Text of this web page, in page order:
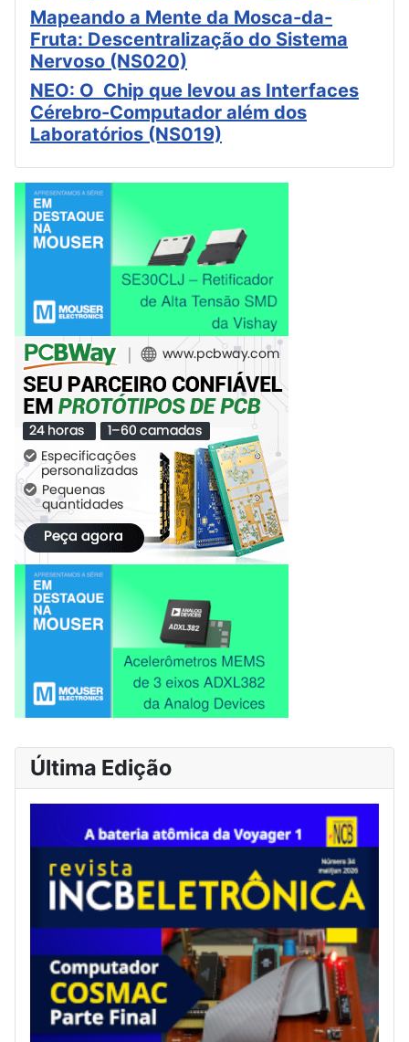
Mapeando a Mente da Mosca-da-
Fruta: Descentralização do Sistema
Nervoso (NS020)
NEO: O Chip que levou as Interfaces
Cérebro-Computador além dos
Laboratórios (NS019)
Última Edição